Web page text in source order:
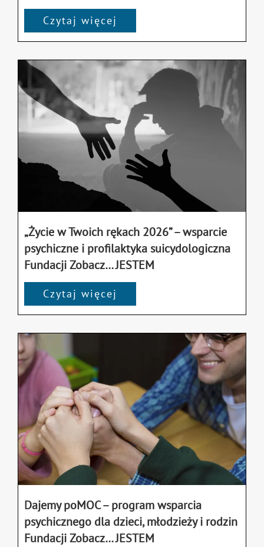
Czytaj więcej
„Życie w Twoich rękach 2026” – wsparcie
psychiczne i profilaktyka suicydologiczna
Fundacji Zobacz… JESTEM
Czytaj więcej
Dajemy poMOC – program wsparcia
psychicznego dla dzieci, młodzieży i rodzin
Fundacji Zobacz… JESTEM